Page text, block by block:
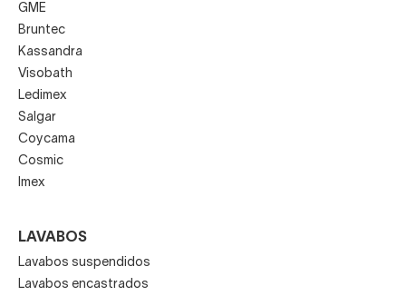
GME
Bruntec
Kassandra
Visobath
Ledimex
Salgar
Coycama
Cosmic
Imex
LAVABOS
Lavabos suspendidos
Lavabos encastrados